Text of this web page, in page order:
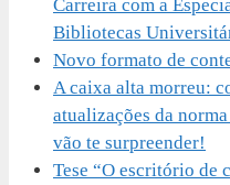
Carreira com a
Bibliotecas
Novo formato de
A caixa alta morreu:
atualizações da
vão te surpreender!
Tese “O escritório de